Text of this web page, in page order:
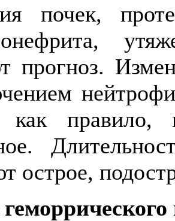
почек,
прогноз.
как правило,
острое,